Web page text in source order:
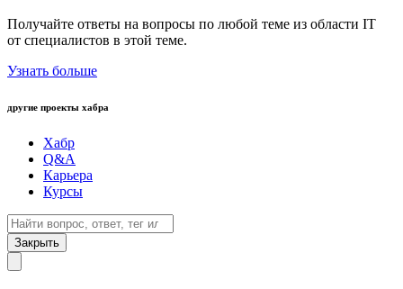
Получайте ответы на вопросы по любой теме из области IT
от специалистов в этой теме.
Узнать больше
другие проекты хабра
Хабр
Q&A
Карьера
Курсы
Закрыть